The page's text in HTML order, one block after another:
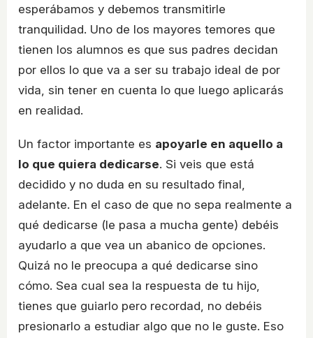
esperábamos y debemos transmitirle
tranquilidad. Uno de los mayores temores que
tienen los alumnos es que sus padres decidan
por ellos lo que va a ser su trabajo ideal de por
vida, sin tener en cuenta lo que luego aplicarás
en realidad.
Un factor importante es apoyarle en aquello a
lo que quiera dedicarse. Si veis que está
decidido y no duda en su resultado final,
adelante. En el caso de que no sepa realmente a
qué dedicarse (le pasa a mucha gente) debéis
ayudarlo a que vea un abanico de opciones.
Quizá no le preocupa a qué dedicarse sino
cómo. Sea cual sea la respuesta de tu hijo,
tienes que guiarlo pero recordad, no debéis
presionarlo a estudiar algo que no le guste. Eso